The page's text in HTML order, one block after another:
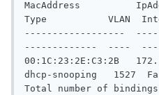
MacAddress
Type           VLAN
------------------
-------------  ----
00:1C:23:2E:C3:2B
dhcp-snooping   1527
Total number of